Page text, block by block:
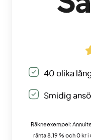
40 olika
Smidig
Räkneexempel:
ränta 8.19 % och 0